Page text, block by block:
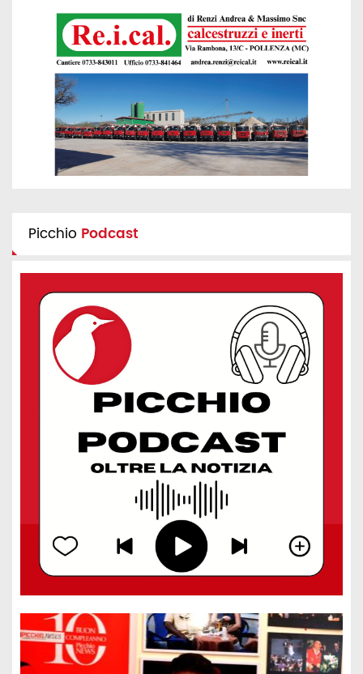
Picchio Podcast